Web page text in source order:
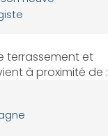
terrassement et
à proximité de :